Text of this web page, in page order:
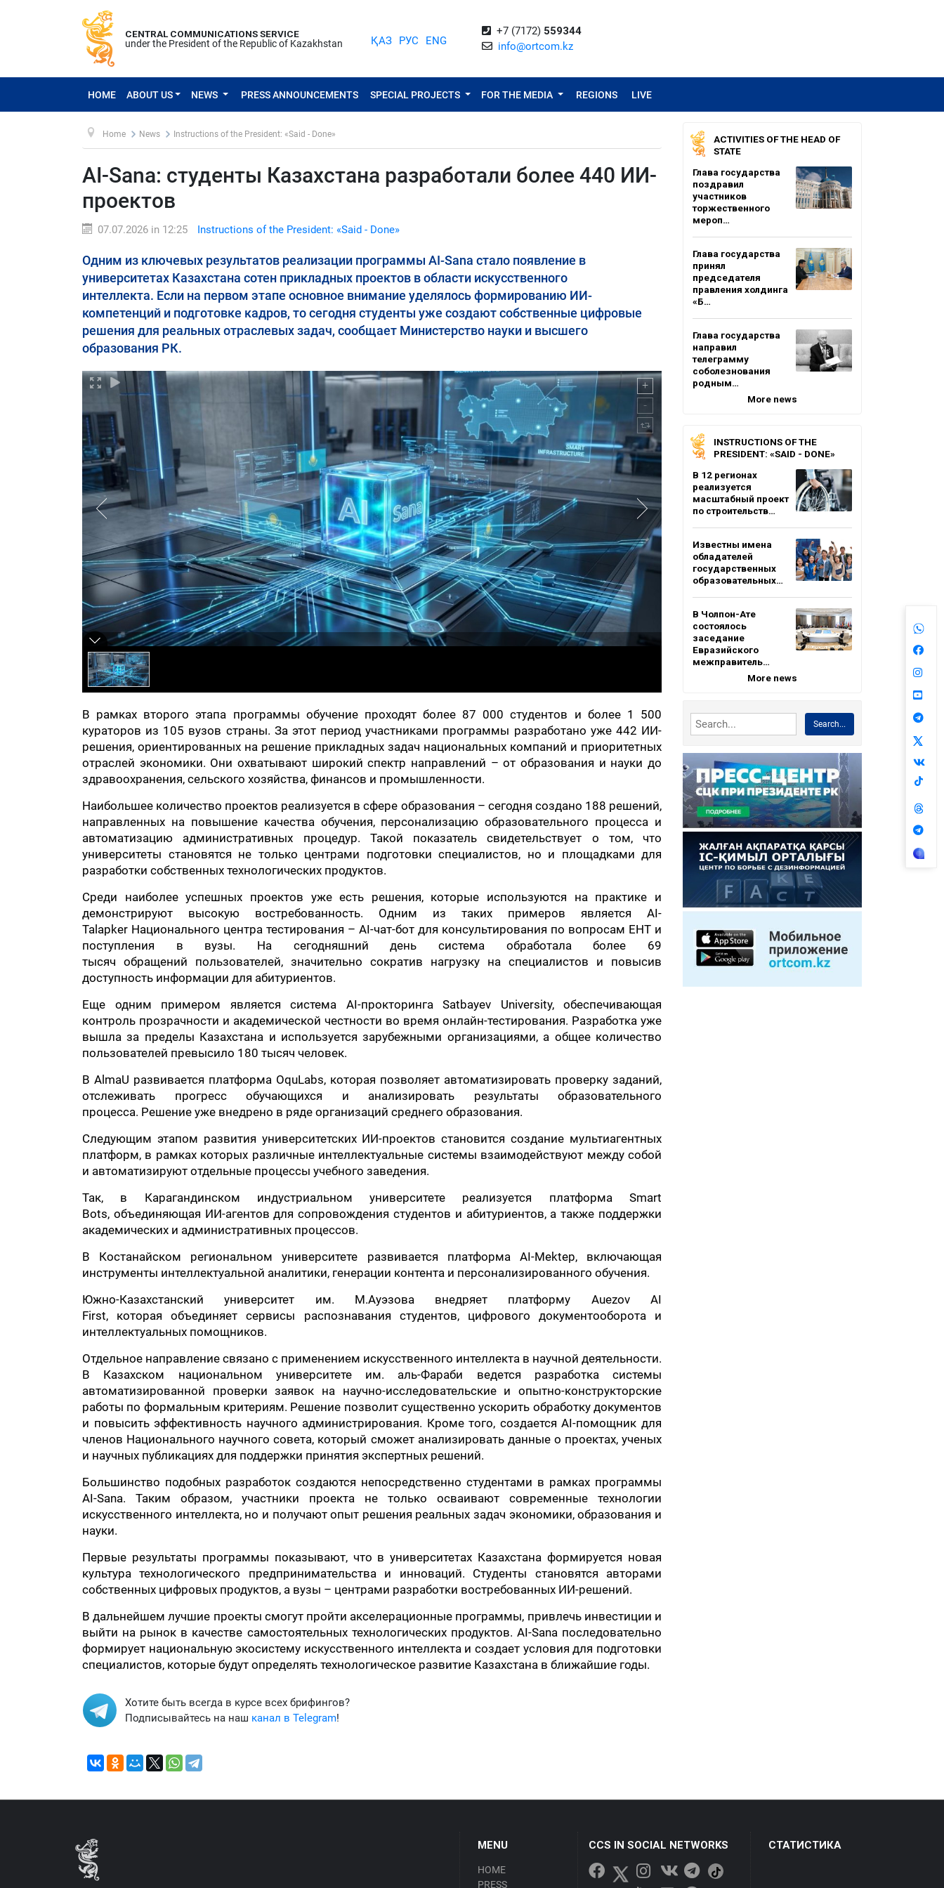
CENTRAL COMMUNICATIONS SERVICE
under the President of the Republic of Kazakhstan
ҚАЗ РУС ENG
+7 (7172) 559344
info@ortcom.kz
HOME ABOUT US NEWS PRESS ANNOUNCEMENTS SPECIAL PROJECTS FOR THE MEDIA REGIONS LIVE
Home News Instructions of the President: «Said - Done»
AI-Sana: студенты Казахстана разработали более 440 ИИ-
проектов
07.07.2026 in 12:25 Instructions of the President: «Said - Done»
Одним из ключевых результатов реализации программы AI-Sana стало появление в
университетах Казахстана сотен прикладных проектов в области искусственного
интеллекта. Если на первом этапе основное внимание уделялось формированию ИИ-
компетенций и подготовке кадров, то сегодня студенты уже создают собственные цифровые
решения для реальных отраслевых задач, сообщает Министерство науки и высшего
образования РК.
В рамках второго этапа программы обучение проходят более 87 000 студентов и более 1 500
кураторов из 105 вузов страны. За этот период участниками программы разработано уже 442 ИИ-
решения, ориентированных на решение прикладных задач национальных компаний и приоритетных
отраслей экономики. Они охватывают широкий спектр направлений – от образования и науки до
здравоохранения, сельского хозяйства, финансов и промышленности.
Наибольшее количество проектов реализуется в сфере образования – сегодня создано 188 решений,
направленных на повышение качества обучения, персонализацию образовательного процесса и
автоматизацию административных процедур. Такой показатель свидетельствует о том, что
университеты становятся не только центрами подготовки специалистов, но и площадками для
разработки собственных технологических продуктов.
Среди наиболее успешных проектов уже есть решения, которые используются на практике и
демонстрируют высокую востребованность. Одним из таких примеров является AI-
Talapker Национального центра тестирования – AI-чат-бот для консультирования по вопросам ЕНТ и
поступления в вузы. На сегодняшний день система обработала более 69
тысяч обращений пользователей, значительно сократив нагрузку на специалистов и повысив
доступность информации для абитуриентов.
Еще одним примером является система AI-прокторинга Satbayev University, обеспечивающая
контроль прозрачности и академической честности во время онлайн-тестирования. Разработка уже
вышла за пределы Казахстана и используется зарубежными организациями, а общее количество
пользователей превысило 180 тысяч человек.
В AlmaU развивается платформа OquLabs, которая позволяет автоматизировать проверку заданий,
отслеживать прогресс обучающихся и анализировать результаты образовательного
процесса. Решение уже внедрено в ряде организаций среднего образования.
Следующим этапом развития университетских ИИ-проектов становится создание мультиагентных
платформ, в рамках которых различные интеллектуальные системы взаимодействуют между собой
и автоматизируют отдельные процессы учебного заведения.
Так, в Карагандинском индустриальном университете реализуется платформа Smart
Bots, объединяющая ИИ-агентов для сопровождения студентов и абитуриентов, а также поддержки
академических и административных процессов.
В Костанайском региональном университете развивается платформа AI-Mektep, включающая
инструменты интеллектуальной аналитики, генерации контента и персонализированного обучения.
Южно-Казахстанский университет им. М.Ауэзова внедряет платформу Auezov AI
First, которая объединяет сервисы распознавания студентов, цифрового документооборота и
интеллектуальных помощников.
Отдельное направление связано с применением искусственного интеллекта в научной деятельности.
В Казахском национальном университете им. аль-Фараби ведется разработка системы
автоматизированной проверки заявок на научно-исследовательские и опытно-конструкторские
работы по формальным критериям. Решение позволит существенно ускорить обработку документов
и повысить эффективность научного администрирования. Кроме того, создается AI-помощник для
членов Национального научного совета, который сможет анализировать данные о проектах, ученых
и научных публикациях для поддержки принятия экспертных решений.
Большинство подобных разработок создаются непосредственно студентами в рамках программы
AI-Sana. Таким образом, участники проекта не только осваивают современные технологии
искусственного интеллекта, но и получают опыт решения реальных задач экономики, образования и
науки.
Первые результаты программы показывают, что в университетах Казахстана формируется новая
культура технологического предпринимательства и инноваций. Студенты становятся авторами
собственных цифровых продуктов, а вузы – центрами разработки востребованных ИИ-решений.
В дальнейшем лучшие проекты смогут пройти акселерационные программы, привлечь инвестиции и
выйти на рынок в качестве самостоятельных технологических продуктов. AI-Sana последовательно
формирует национальную экосистему искусственного интеллекта и создает условия для подготовки
специалистов, которые будут определять технологическое развитие Казахстана в ближайшие годы.
Хотите быть всегда в курсе всех брифингов?
Подписывайтесь на наш канал в Telegram!
ACTIVITIES OF THE HEAD OF
STATE
Глава государства
поздравил
участников
торжественного
мероп…
Глава государства
принял
председателя
правления холдинга
«Б…
Глава государства
направил
телеграмму
соболезнования
родным…
More news
INSTRUCTIONS OF THE
PRESIDENT: «SAID - DONE»
В 12 регионах
реализуется
масштабный проект
по строительств…
Известны имена
обладателей
государственных
образовательных…
В Чолпон-Ате
состоялось
заседание
Евразийского
межправитель…
More news
Search...
MENU
HOME
PRESS
CCS IN SOCIAL NETWORKS СТАТИСТИКА